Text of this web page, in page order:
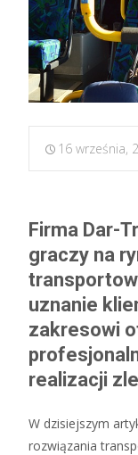
16 września,
Firma Dar-
graczy na
uznanie
zakresowi
realizacji
W dzisiejszym
rozwiązania